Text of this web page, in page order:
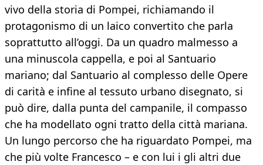
vivo della storia di Pompei, richiamando il
protagonismo di un laico convertito che parla
soprattutto all’oggi. Da un quadro malmesso a
una minuscola cappella, e poi al Santuario
mariano; dal Santuario al complesso delle Opere
di carità e infine al tessuto urbano disegnato, si
può dire, dalla punta del campanile, il compasso
che ha modellato ogni tratto della città mariana.
Un lungo percorso che ha riguardato Pompei, ma
che più volte Francesco – e con lui i gli altri due